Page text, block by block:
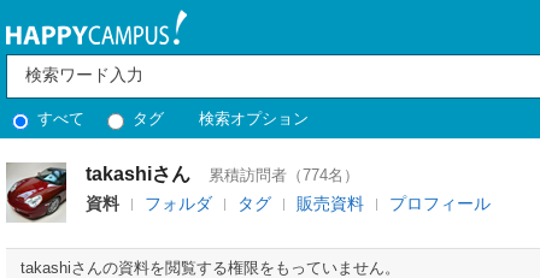
すべて タグ 検索オプション
takashiさん 累積訪問者（774名）
資料 フォルダ タグ 販売資料 プロフィール
takashiさんの資料を閲覧する権限をもっていません。